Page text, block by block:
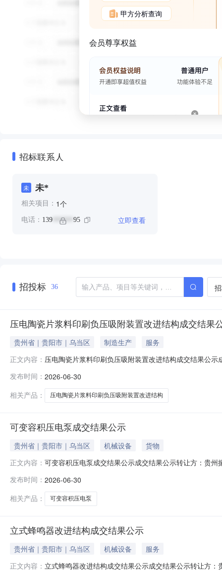
甲方分析查询
会员尊享权益
招标联系人
未 未*
相关项目： 1个
电话： 139 ****** 95 立即查看
招投标 36
压电陶瓷片浆料印刷负压吸附装置改进结构成交结果
贵州省｜贵阳市｜乌当区 制造生产
服务
正文内容： 压电陶瓷片浆料印刷负压吸附装置改进结构成交结果公
发布时间： 2026-06-30
相关产品：
压电陶瓷片浆料印刷负压吸附装置改进结构
可变容积压电泵成交结果公示
贵州省｜贵阳市｜乌当区 机械设备
货物
正文内容： 可变容积压电泵成交结果公示成交结果公示转让方：贵
发布时间： 2026-06-30
相关产品：
可变容积压电泵
立式蜂鸣器改进结构成交结果公示
贵州省｜贵阳市｜乌当区 机械设备
服务
正文内容： 立式蜂鸣器改进结构成交结果公示成交结果公示转让方